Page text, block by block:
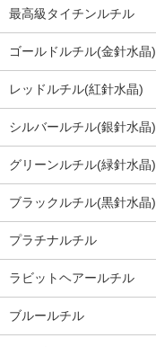
最高級タイチンルチル
ゴールドルチル(金針水晶)
レッドルチル(紅針水晶)
シルバールチル(銀針水晶)
グリーンルチル(緑針水晶)
ブラックルチル(黒針水晶)
プラチナルチル
ラビットヘアールチル
ブルールチル